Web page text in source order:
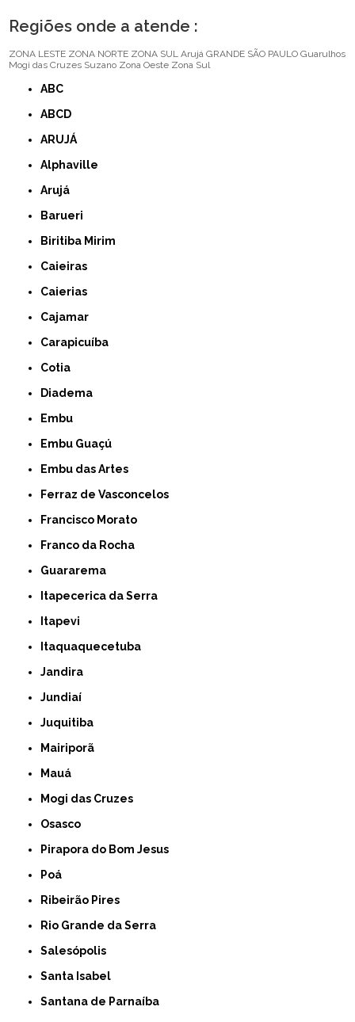
Regiões onde a atende :
ZONA LESTE ZONA NORTE ZONA SUL Arujá GRANDE SÃO PAULO Guarulhos
Mogi das Cruzes Suzano Zona Oeste Zona Sul
ABC
ABCD
ARUJÁ
Alphaville
Arujá
Barueri
Biritiba Mirim
Caieiras
Caierias
Cajamar
Carapicuíba
Cotia
Diadema
Embu
Embu Guaçú
Embu das Artes
Ferraz de Vasconcelos
Francisco Morato
Franco da Rocha
Guararema
Itapecerica da Serra
Itapevi
Itaquaquecetuba
Jandira
Jundiaí
Juquitiba
Mairiporã
Mauá
Mogi das Cruzes
Osasco
Pirapora do Bom Jesus
Poá
Ribeirão Pires
Rio Grande da Serra
Salesópolis
Santa Isabel
Santana de Parnaíba